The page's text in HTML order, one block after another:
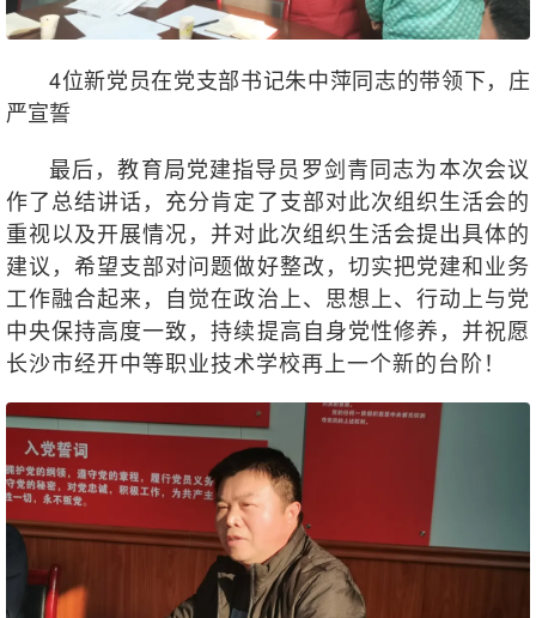
4位新党员在党支部书记朱中萍同志的带领下，庄
严宣誓
最后，教育局党建指导员罗剑青同志为本次会议
作了总结讲话，充分肯定了支部对此次组织生活会的
重视以及开展情况，并对此次组织生活会提出具体的
建议，希望支部对问题做好整改，切实把党建和业务
工作融合起来，自觉在政治上、思想上、行动上与党
中央保持高度一致，持续提高自身党性修养，并祝愿
长沙市经开中等职业技术学校再上一个新的台阶！